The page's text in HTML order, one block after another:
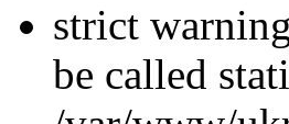
strict
be called